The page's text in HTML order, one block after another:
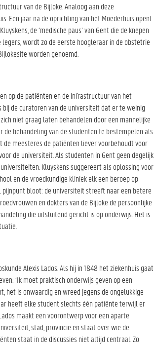
van de Bijloke. Analoog aan deze
Een jaar na de oprichting van het Moederhuis opent
de ‘medische paus’ van Gent die de knepen
wordt zo de eerste hoogleraar in de obstetrie
worden genoemd.
op de patiënten en de infrastructuur van het
bij de curatoren van de universiteit dat er te weinig
niet graag laten behandelen door een mannelijke
de behandeling van de studenten te bestempelen als
de meesteres de patiënten liever voorbehoudt voor
de universiteit. Als studenten in Gent geen degelijk
Kluyskens suggereert als oplossing voor
en de vroedkundige kliniek elk een beroep op
pijnpunt bloot: de universiteit streeft naar een betere
en dokters van de Bijloke de persoonlijke
die uitsluitend gericht is op onderwijs. Het is
Alexis Lados. Als hij in 1848 het ziekenhuis gaat
‘Ik moet praktisch onderwijs geven op een
het is onwaardig en wreed jegens de ongelukkige
heeft elke student slechts één patiënte terwijl er
maakt een voorontwerp voor een aparte
stad, provincie en staat over wie de
staat in de discussies niet altijd centraal. Zo